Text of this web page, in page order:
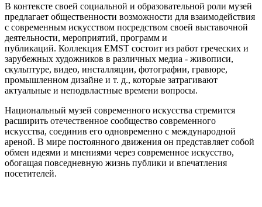
В контексте своей социальной и образовательной роли музей
предлагает общественности возможности для взаимодействия
с современным искусством посредством своей выставочной
деятельности, мероприятий, программ и
публикаций. Коллекция EMST состоит из работ греческих и
зарубежных художников в различных медиа - живописи,
скульптуре, видео, инсталляции, фотографии, гравюре,
промышленном дизайне и т. д., которые затрагивают
актуальные и неподвластные времени вопросы.
Национальный музей современного искусства стремится
расширить отечественное сообщество современного
искусства, соединив его одновременно с международной
ареной. В мире постоянного движения он представляет собой
обмен идеями и мнениями через современное искусство,
обогащая повседневную жизнь публики и впечатления
посетителей.